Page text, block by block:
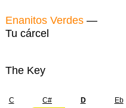
Enanitos Verdes —
Tu cárcel
The Key
C C# D Eb